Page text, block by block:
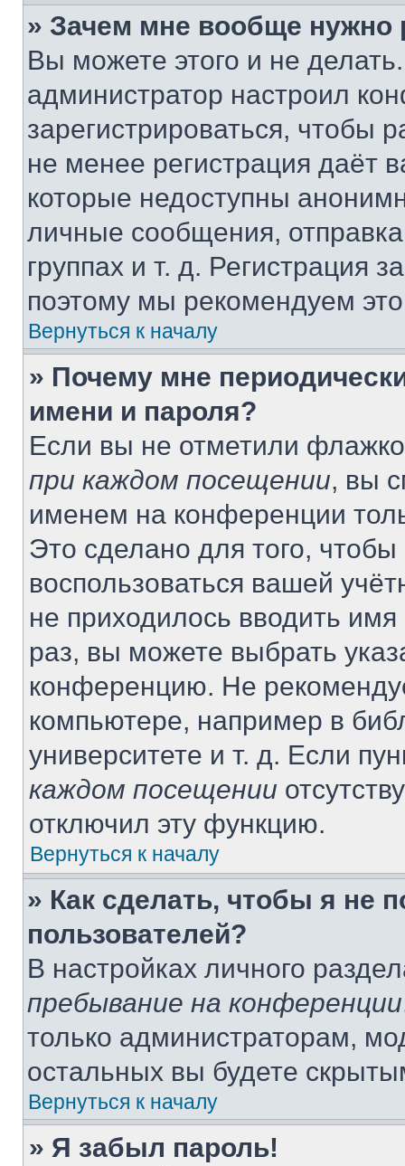
» Зачем мне вообще нужно
Вы можете этого и не
администратор настроил
зарегистрироваться, чтобы
не менее регистрация даёт
которые недоступны
личные сообщения,
группах и т. д. Регистрация
поэтому мы рекомендуем
Вернуться к началу
» Почему мне
имени и пароля?
Если вы не отметили
при каждом посещении, вы
именем на конференции
Это сделано для того, чтобы
воспользоваться вашей
не приходилось вводить
раз, вы можете выбрать
конференцию. Не
компьютере, например в
университете и т. д. Если
каждом посещении
отключил эту функцию.
Вернуться к началу
» Как сделать, чтобы я не
пользователей?
В настройках личного
пребывание на конференции
только администраторам,
остальных вы будете
Вернуться к началу
» Я забыл пароль!